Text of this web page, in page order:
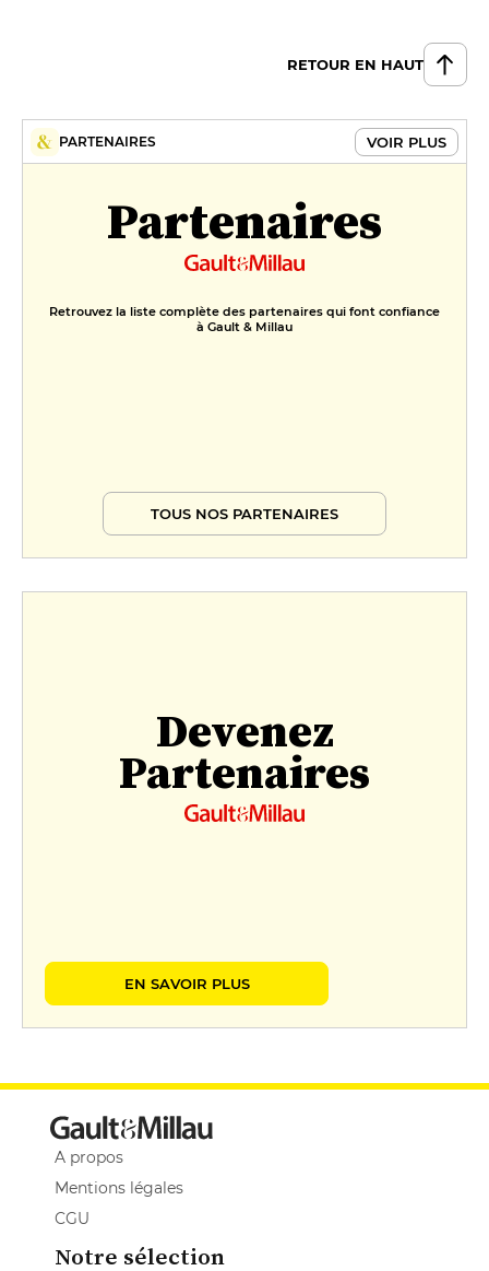
RETOUR EN HAUT
PARTENAIRES VOIR PLUS
Partenaires
Retrouvez la liste complète des partenaires qui font confiance
à Gault & Millau
TOUS NOS PARTENAIRES
Devenez
Partenaires
EN SAVOIR PLUS
A propos
Mentions légales
CGU
Notre sélection